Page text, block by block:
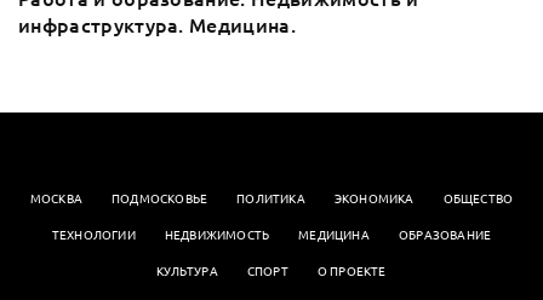
инфраструктура. Медицина.
МОСКВА ПОДМОСКОВЬЕ ПОЛИТИКА ЭКОНОМИКА
OБЩЕСТВО
ТЕХНОЛОГИИ
НЕДВИЖИМОСТЬ МЕДИЦИНА
ОБРАЗОВАНИЕ
КУЛЬТУРА
СПОРТ О ПРОЕКТЕ